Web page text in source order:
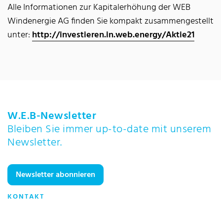
Alle Informationen zur Kapitalerhöhung der WEB
Windenergie AG finden Sie kompakt zusammengestellt
unter: http://investieren.in.web.energy/Aktie21
W.E.B-Newsletter
Bleiben Sie immer up-to-date mit unserem
Newsletter.
Newsletter abonnieren
KONTAKT